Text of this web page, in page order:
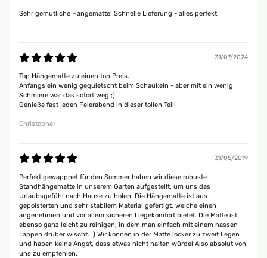
Sehr gemütliche Hängematte! Schnelle Lieferung - alles perfekt.
31/07/2024
Top Hängematte zu einen top Preis.
Anfangs ein wenig gequietscht beim Schaukeln - aber mit ein wenig
Schmiere war das sofort weg ;)
Genieße fast jeden Feierabend in dieser tollen Teil!
Christopher
31/05/2019
Perfekt gewappnet für den Sommer haben wir diese robuste
Standhängematte in unserem Garten aufgestellt, um uns das
Urlaubsgefühl nach Hause zu holen. Die Hängematte ist aus
gepolsterten und sehr stabilem Material gefertigt, welche einen
angenehmen und vor allem sicheren Liegekomfort bietet. Die Matte ist
ebenso ganz leicht zu reinigen, in dem man einfach mit einem nassen
Lappen drüber wischt. :) Wir können in der Matte locker zu zweit liegen
und haben keine Angst, dass etwas nicht halten würde! Also absolut von
uns zu empfehlen.